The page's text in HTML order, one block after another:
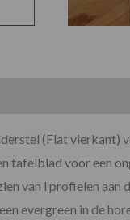
(Flat vierkant)
tafelblad voor een
van l profielen aan
evergreen in de